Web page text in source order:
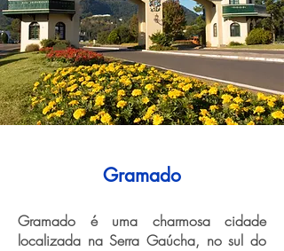
Gramado
Gramado é uma charmosa cidade
localizada na Serra Gaúcha, no sul do